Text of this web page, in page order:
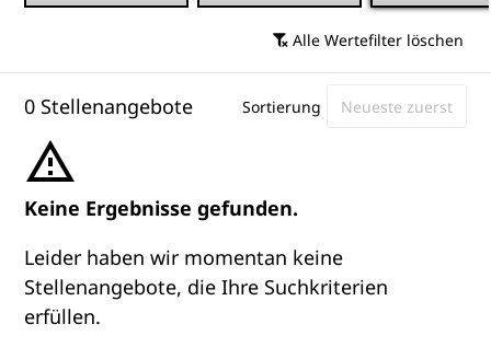
Alle Wertefilter löschen
0 Stellenangebote Sortierung
Keine Ergebnisse gefunden.
Leider haben wir momentan keine
Stellenangebote, die Ihre Suchkriterien
erfüllen.